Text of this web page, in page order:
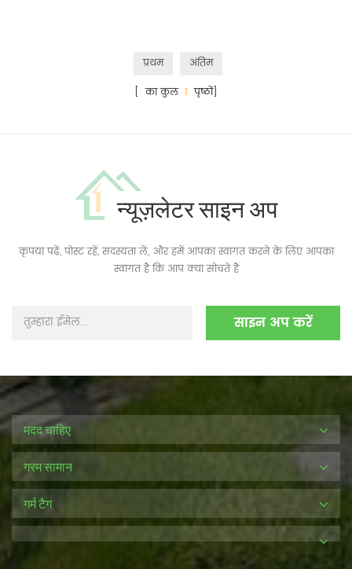
प्रथम
अंतिम
[ का कुल 1 पृष्ठों]
न्यूज़लेटर साइन अप
कृपया पढ़ें, पोस्ट रहें, सदस्यता लें, और हमें आपका स्वागत करने के लिए आपका
स्वागत है कि आप क्या सोचते हैं
मदद चाहिए
गरम सामान
गर्म टैग